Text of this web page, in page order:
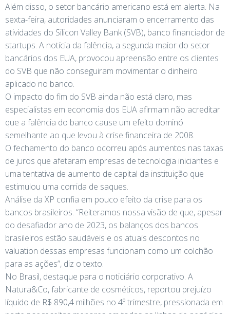
Além disso, o setor bancário americano está em alerta. Na
sexta-feira, autoridades anunciaram o encerramento das
atividades do Silicon Valley Bank (SVB), banco financiador de
startups. A notícia da falência, a segunda maior do setor
bancários dos EUA, provocou apreensão entre os clientes
do SVB que não conseguiram movimentar o dinheiro
aplicado no banco.
O impacto do fim do SVB ainda não está claro, mas
especialistas em economia dos EUA afirmam não acreditar
que a falência do banco cause um efeito dominó
semelhante ao que levou à crise financeira de 2008.
O fechamento do banco ocorreu após aumentos nas taxas
de juros que afetaram empresas de tecnologia iniciantes e
uma tentativa de aumento de capital da instituição que
estimulou uma corrida de saques.
Análise da XP confia em pouco efeito da crise para os
bancos brasileiros. “Reiteramos nossa visão de que, apesar
do desafiador ano de 2023, os balanços dos bancos
brasileiros estão saudáveis ​​e os atuais descontos no
valuation dessas empresas funcionam como um colchão
para as ações”, diz o texto.
No Brasil, destaque para o noticiário corporativo. A
Natura&Co, fabricante de cosméticos, reportou prejuízo
líquido de R$ 890,4 milhões no 4º trimestre, pressionada em